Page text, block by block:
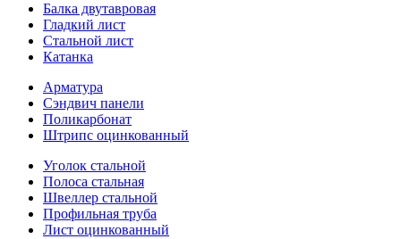
Балка двутавровая
Гладкий лист
Стальной лист
Катанка
Арматура
Сэндвич панели
Поликарбонат
Штрипс оцинкованный
Уголок стальной
Полоса стальная
Швеллер стальной
Профильная труба
Лист оцинкованный